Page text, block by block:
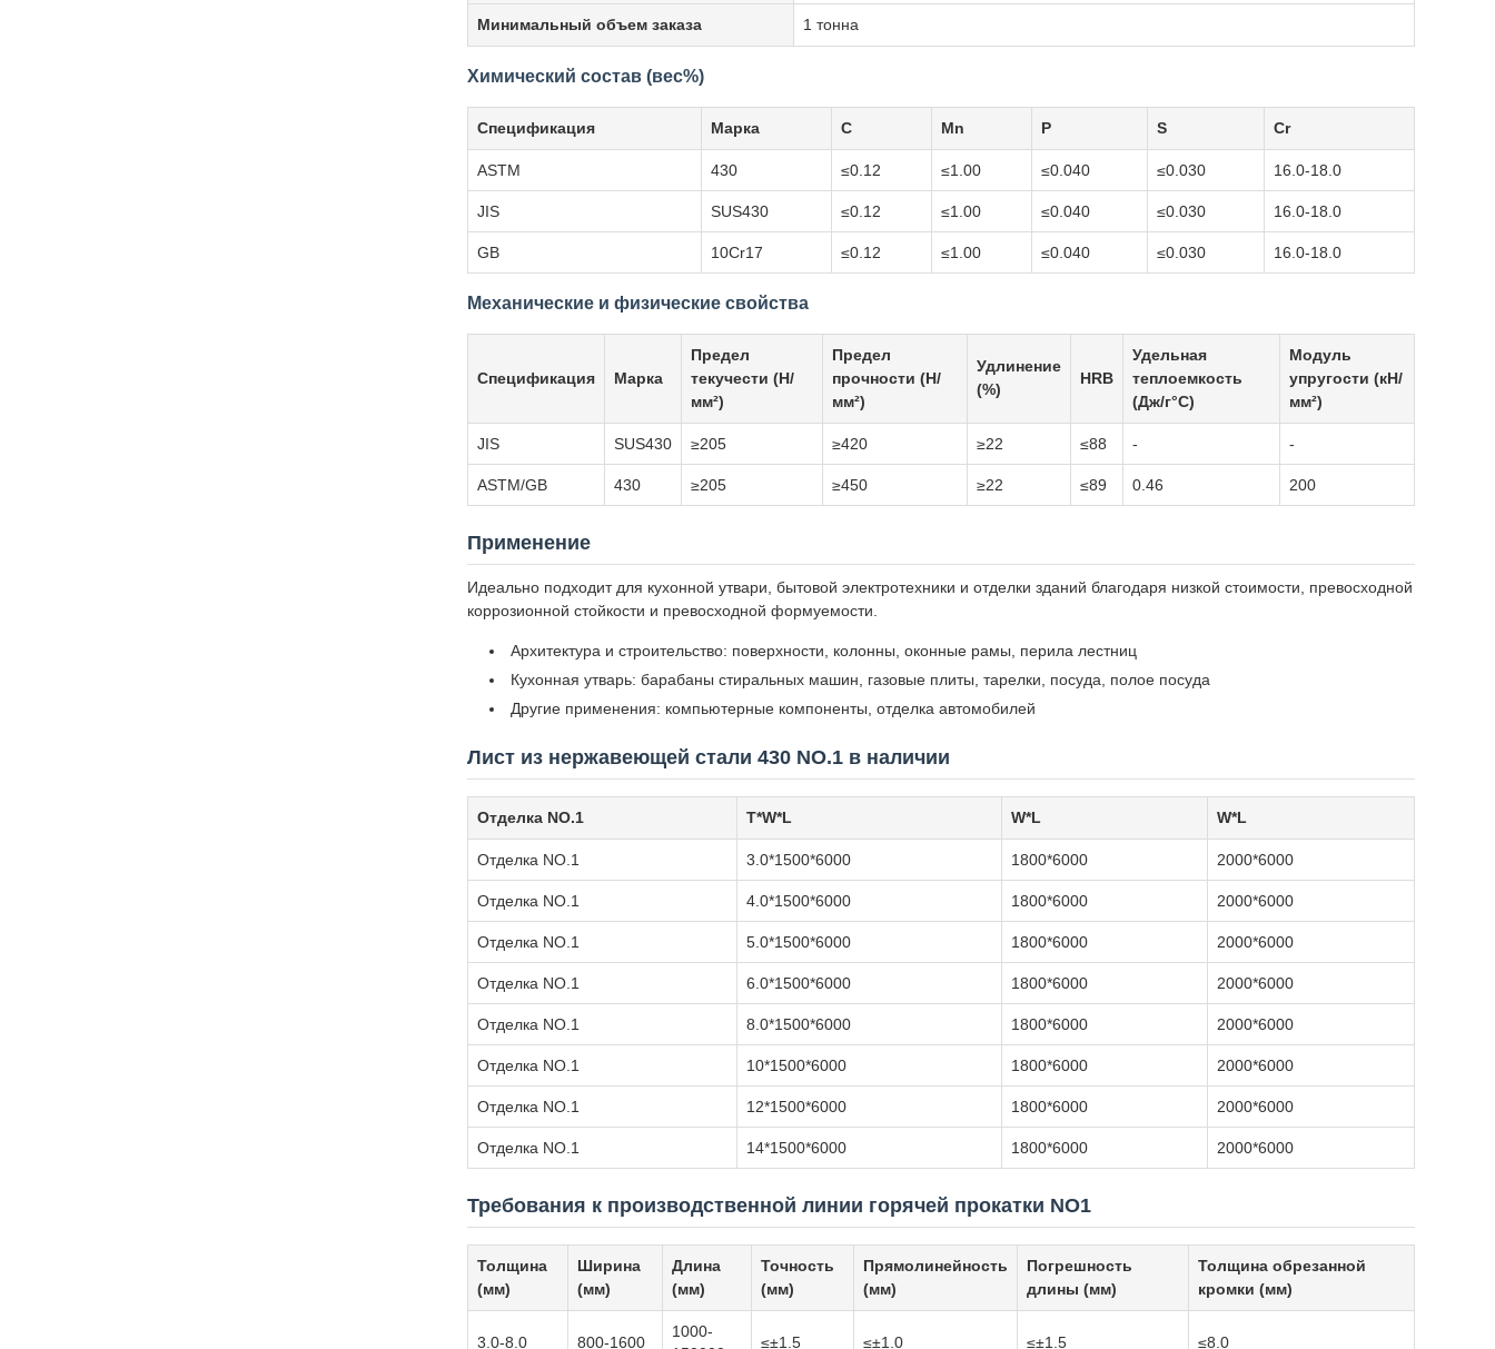
Минимальный объем заказа 1 тонна
Химический состав (вес%)
Спецификация Марка C Mn P S Cr
ASTM 430 ≤0.12 ≤1.00 ≤0.040 ≤0.030 16.0-18.0
JIS SUS430 ≤0.12 ≤1.00 ≤0.040 ≤0.030 16.0-18.0
GB 10Cr17 ≤0.12 ≤1.00 ≤0.040 ≤0.030 16.0-18.0
Механические и физические свойства
Спецификация Марка
Предел
текучести (Н/
мм²)
Предел
прочности (Н/
мм²)
Удлинение
(%)
HRB
Удельная
теплоемкость
(Дж/г°C)
Модуль
упругости (кН/
мм²)
JIS SUS430 ≥205 ≥420 ≥22 ≤88 - -
ASTM/GB 430 ≥205 ≥450 ≥22 ≤89 0.46 200
Применение
Идеально подходит для кухонной утвари, бытовой электротехники и отделки зданий благодаря низкой стоимости, превосходной
коррозионной стойкости и превосходной формуемости.
Архитектура и строительство: поверхности, колонны, оконные рамы, перила лестниц
Кухонная утварь: барабаны стиральных машин, газовые плиты, тарелки, посуда, полое посуда
Другие применения: компьютерные компоненты, отделка автомобилей
Лист из нержавеющей стали 430 NO.1 в наличии
Отделка NO.1 T*W*L W*L W*L
Отделка NO.1 3.0*1500*6000 1800*6000 2000*6000
Отделка NO.1 4.0*1500*6000 1800*6000 2000*6000
Отделка NO.1 5.0*1500*6000 1800*6000 2000*6000
Отделка NO.1 6.0*1500*6000 1800*6000 2000*6000
Отделка NO.1 8.0*1500*6000 1800*6000 2000*6000
Отделка NO.1 10*1500*6000 1800*6000 2000*6000
Отделка NO.1 12*1500*6000 1800*6000 2000*6000
Отделка NO.1 14*1500*6000 1800*6000 2000*6000
Требования к производственной линии горячей прокатки NO1
Толщина
(мм)
Ширина
(мм)
Длина
(мм)
Точность
(мм)
Прямолинейность
(мм)
Погрешность
длины (мм)
Толщина обрезанной
кромки (мм)
3.0-8.0 800-1600
1000-
≤±1.5 ≤±1.0 ≤±1.5 ≤8.0